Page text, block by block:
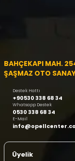
BAHÇEKAPI MAH.
ŞAŞMAZ OTO
Destek Hattı
+90530 338 68 34
Whatsapp Destek
0530 338 68 34
E-Mail
Üyelik